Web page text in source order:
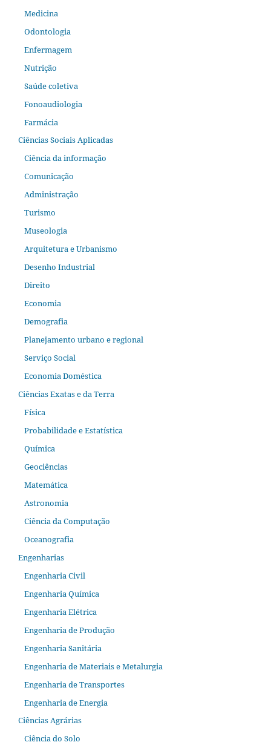
Medicina
Odontologia
Enfermagem
Nutrição
Saúde coletiva
Fonoaudiologia
Farmácia
Ciências Sociais Aplicadas
Ciência da informação
Comunicação
Administração
Turismo
Museologia
Arquitetura e Urbanismo
Desenho Industrial
Direito
Economia
Demografia
Planejamento urbano e regional
Serviço Social
Economia Doméstica
Ciências Exatas e da Terra
Física
Probabilidade e Estatística
Química
Geociências
Matemática
Astronomia
Ciência da Computação
Oceanografia
Engenharias
Engenharia Civil
Engenharia Química
Engenharia Elétrica
Engenharia de Produção
Engenharia Sanitária
Engenharia de Materiais e Metalurgia
Engenharia de Transportes
Engenharia de Energia
Ciências Agrárias
Ciência do Solo